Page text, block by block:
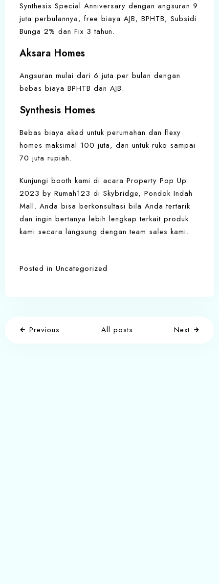
Synthesis Special Anniversary dengan angsuran 9
juta perbulannya, free biaya AJB, BPHTB, Subsidi
Bunga 2% dan Fix 3 tahun.
Aksara Homes
Angsuran mulai dari 6 juta per bulan dengan
bebas biaya BPHTB dan AJB.
Synthesis Homes
Bebas biaya akad untuk perumahan dan flexy
homes maksimal 100 juta, dan untuk ruko sampai
70 juta rupiah.
Kunjungi booth kami di acara Property Pop Up
2023 by Rumah123 di Skybridge, Pondok Indah
Mall. Anda bisa berkonsultasi bila Anda tertarik
dan ingin bertanya lebih lengkap terkait produk
kami secara langsung dengan team sales kami.
Posted in Uncategorized
Previous All posts Next